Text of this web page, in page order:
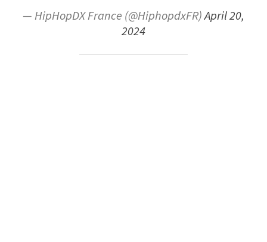
— HipHopDX France (@HiphopdxFR)April 20,
2024